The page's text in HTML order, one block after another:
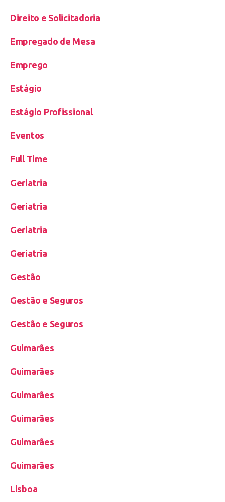
Direito e Solicitadoria
Empregado de Mesa
Emprego
Estágio
Estágio Profissional
Eventos
Full Time
Geriatria
Geriatria
Geriatria
Geriatria
Gestão
Gestão e Seguros
Gestão e Seguros
Guimarães
Guimarães
Guimarães
Guimarães
Guimarães
Guimarães
Lisboa